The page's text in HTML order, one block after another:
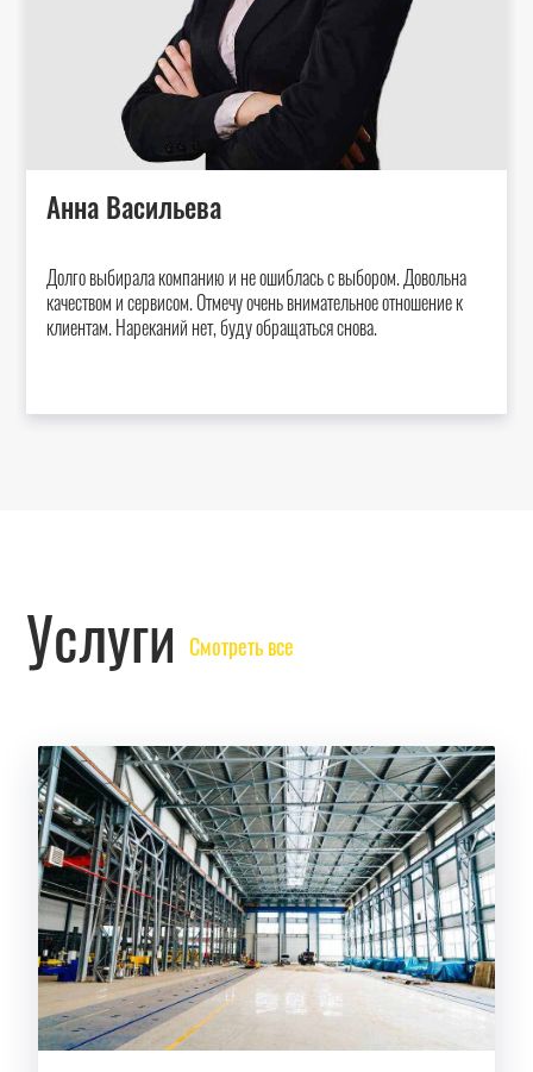
Анна Васильева
Долго выбирала компанию и не ошиблась с выбором. Довольна
качеством и сервисом. Отмечу очень внимательное отношение к
клиентам. Нареканий нет, буду обращаться снова.
УслугиСмотреть все